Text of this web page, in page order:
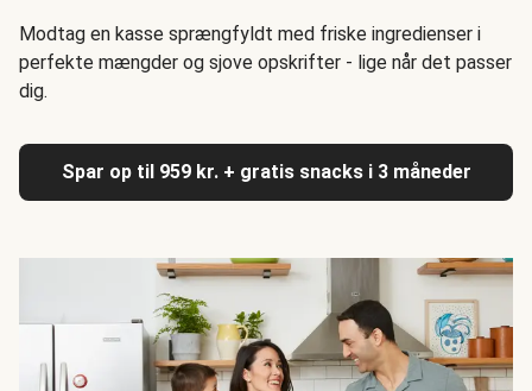
Modtag en kasse sprængfyldt med friske ingredienser i
perfekte mængder og sjove opskrifter - lige når det passer
dig.
Spar op til 959 kr. + gratis snacks i 3 måneder